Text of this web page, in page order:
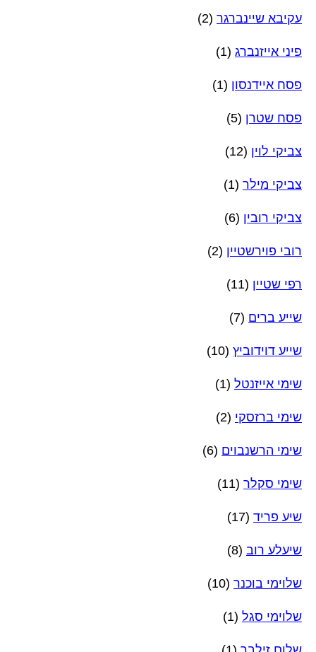
עקיבא שיינברגר (2)
פיני אייזנברג (1)
פסח איידנסון (1)
פסח שטרן (5)
צביקי לוין (12)
צביקי מילר (1)
צביקי רובין (6)
רובי פוירשטיין (2)
רפי שטיין (11)
שייע ברים (7)
שייע דוידוביץ (10)
שימי אייזנטל (1)
שימי ברזסקי (2)
שימי הרשנבוים (6)
שימי סקלר (11)
שיע פריד (17)
שיעלע רוב (8)
שלוימי בוכנר (10)
שלוימי סגל (1)